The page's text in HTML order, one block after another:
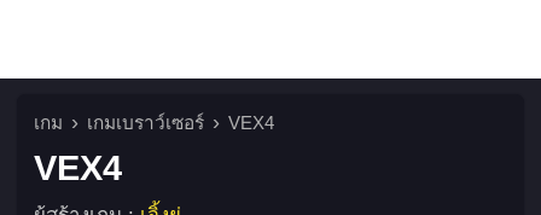
เกม เกมเบราว์เซอร์ VEX4
VEX4